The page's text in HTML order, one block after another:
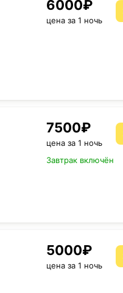
6000₽
цена за 1 ночь
7500₽
цена за 1 ночь
Завтрак включён
5000₽
цена за 1 ночь